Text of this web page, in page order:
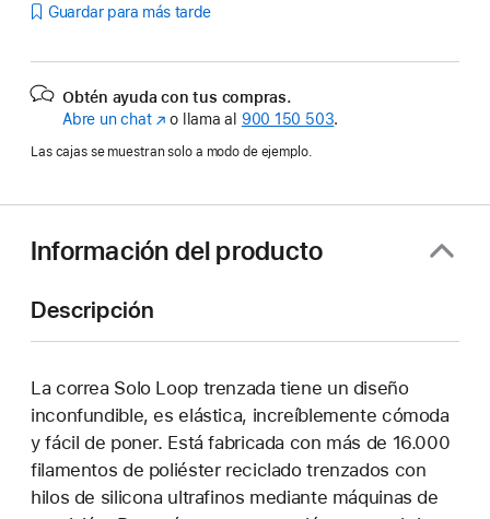
Guardar para más tarde
Obtén ayuda con tus compras.
Abre un chat(Se
abre
ventana
o llama al 900 150 503.
Las cajas se muestran solo a modo de ejemplo.
Información del producto
Descripción
La correa Solo Loop trenzada tiene un diseño
inconfundible, es elástica, increíblemente cómoda
y fácil de poner. Está fabricada con más de 16.000
filamentos de poliéster reciclado trenzados con
hilos de silicona ultrafinos mediante máquinas de